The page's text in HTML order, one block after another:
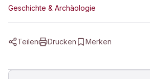
Geschichte & Archäologie
Teilen Drucken Merken